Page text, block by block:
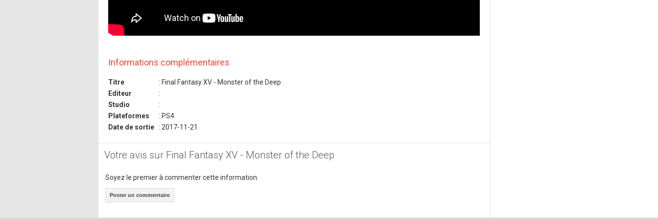
Informations complémentaires
Titre
: Final Fantasy XV - Monster of the Deep
Editeur
:
Studio
:
Plateformes
: PS4
Date de sortie
: 2017-11-21
Votre avis sur Final Fantasy XV - Monster of the Deep
Soyez le premier à commenter cette information.
Poster un commentaire